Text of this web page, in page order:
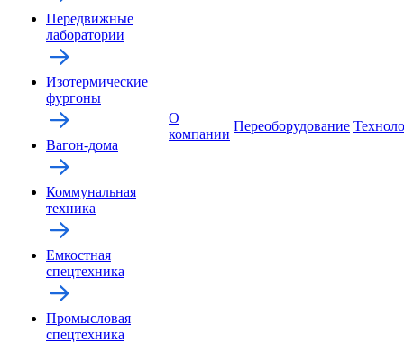
Передвижные
лаборатории
Изотермические
фургоны
Вагон-дома
Коммунальная
техника
Емкостная
спецтехника
Промысловая
спецтехника
О
компании
Переоборудование